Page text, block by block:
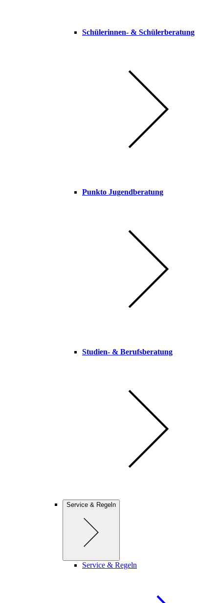
Schülerinnen- & Schülerberatung
Punkto Jugendberatung
Studien-​ & Berufsberatung
Service & Regeln
Service & Regeln